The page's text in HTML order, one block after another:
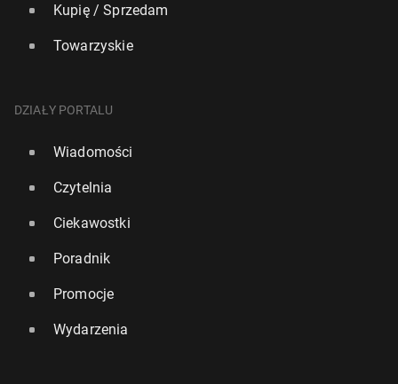
Kupię / Sprzedam
Towarzyskie
DZIAŁY PORTALU
Wiadomości
Czytelnia
Ciekawostki
Poradnik
Promocje
Wydarzenia